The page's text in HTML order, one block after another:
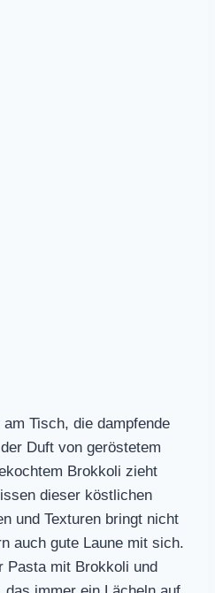
Tisch, die dampfende
Duft von geröstetem
Brokkoli zieht
dieser köstlichen
und Texturen bringt nicht
auch gute Laune mit sich.
Pasta mit Brokkoli und